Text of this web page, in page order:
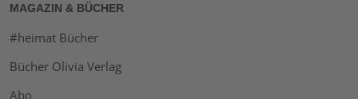
MAGAZIN & BÜCHER
#heimat Bücher
Bücher Olivia Verlag
Abo